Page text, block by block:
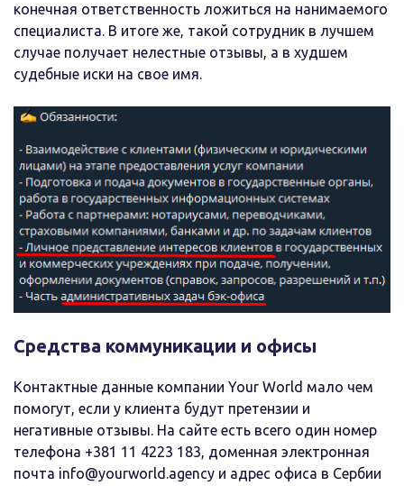
конечная ответственность ложиться на нанимаемого
специалиста. В итоге же, такой сотрудник в лучшем
случае получает нелестные отзывы, а в худшем
судебные иски на свое имя.
Средства коммуникации и офисы
Контактные данные компании Your World мало чем
помогут, если у клиента будут претензии и
негативные отзывы. На сайте есть всего один номер
телефона +381 11 4223 183, доменная электронная
почта info@yourworld.agency и адрес офиса в Сербии